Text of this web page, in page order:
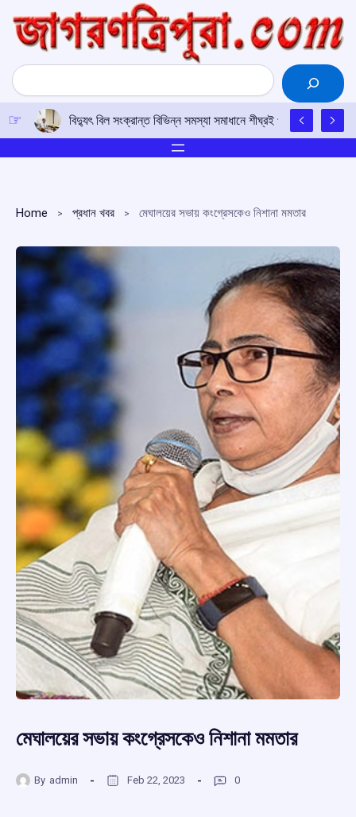
content
Search
বিদ্যুৎ বিল সংক্রান্ত বিভিন্ন সমস্যা সমাধানে শীঘ্রই প্রয়োজনীয় পদক্ষেপ
Home প্রধান খবর মেঘালয়ের সভায় কংগ্রেসকেও নিশানা মমতার
মেঘালয়ের সভায় কংগ্রেসকেও নিশানা মমতার
By admin Feb 22, 2023 0